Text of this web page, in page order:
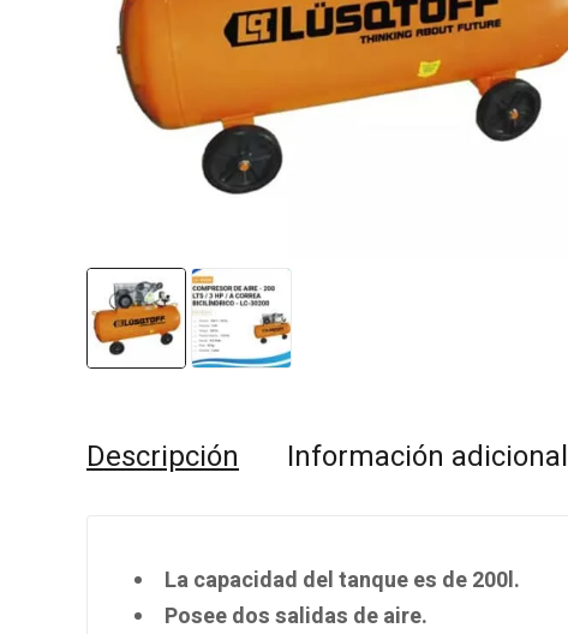
Descripción Información adicional
La capacidad del tanque es de 200l.
Posee dos salidas de aire.